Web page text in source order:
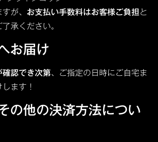
が、 お支払い手数料はお客様ご負担 と
承ください。
お届け
確認でき次第、ご指定の日時にご自宅ま
ます！
の他の決済方法につい